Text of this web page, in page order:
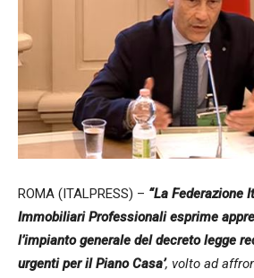
ROMA (ITALPRESS) – “La Federazione
Immobiliari Professionali esprime
l’impianto generale del decreto legge
urgenti per il Piano Casa’, volto ad